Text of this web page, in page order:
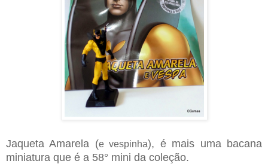
Jaqueta Amarela (e vespinha), é mais uma bacana
miniatura que é a 58° mini da coleção.